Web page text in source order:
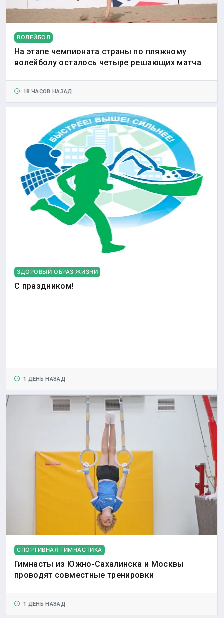
ВОЛЕЙБОЛ
На этапе чемпионата страны по пляжному
волейболу осталось четыре решающих матча
18 ЧАСОВ НАЗАД
ЗДОРОВЫЙ ОБРАЗ ЖИЗНИ
С праздником!
1 ДЕНЬ НАЗАД
СПОРТИВНАЯ ГИМНАСТИКА
Гимнасты из Южно-Сахалинска и Москвы
проводят совместные тренировки
1 ДЕНЬ НАЗАД